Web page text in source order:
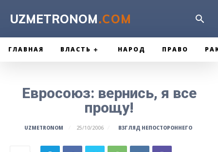
UZMETRONOM.COM
ГЛАВНАЯ ВЛАСТЬ НАРОД ПРАВО
Евросоюз: вернись, я все
прощу!
UZMETRONOM 25/10/2006 ВЗГЛЯД НЕПОСТОРОННЕГО